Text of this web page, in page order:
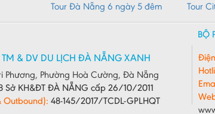
Tour Đà Nẵng 6 ngày 5 đêm
Tour
& DV DU LỊCH ĐÀ NẴNG XANH
Phương, Phường Hoà Cường, Đà Nẵng
Sở KH&ĐT ĐÀ NẴNG cấp 26/10/2011
Outbound): 48-145/2017/TCDL-GPLHQT
BỘ